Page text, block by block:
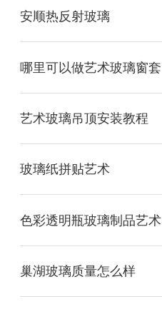
安顺热反射玻璃
哪里可以做艺术玻璃窗套
艺术玻璃吊顶安装教程
玻璃纸拼贴艺术
色彩透明瓶玻璃制品艺术
巢湖玻璃质量怎么样